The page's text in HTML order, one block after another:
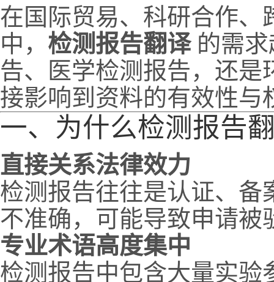
在国际贸易、科研合作、
中， 检测报告翻译的需求
告、医学检测报告，还
接影响到资料的有效性与
一、为什么检测报告
直接关系法律效力
检测报告往往是认证、备
不准确，可能导致申请被
专业术语高度集中
检测报告中包含大量实验